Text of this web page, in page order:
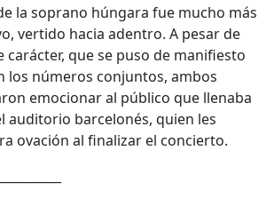
la soprano húngara fue mucho más
vertido hacia adentro. A pesar de
carácter, que se puso de manifiesto
los números conjuntos, ambos
emocionar al público que llenaba
auditorio barcelonés, quien les
ovación al finalizar el concierto.